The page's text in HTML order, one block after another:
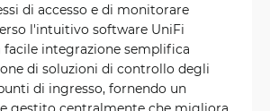
di accesso e di monitorare
l'intuitivo software UniFi
facile integrazione semplifica
di soluzioni di controllo degli
di ingresso, fornendo un